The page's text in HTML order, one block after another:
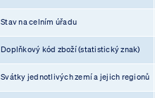
Stav na celním úřadu
Doplňkový kód zboží (statistický znak)
Svátky jednotlivých zemí a jejich regionů